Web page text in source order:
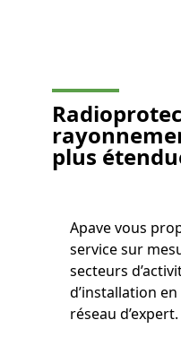
plus
Apave vous
service sur
secteurs
d’installation
réseau d’expert.